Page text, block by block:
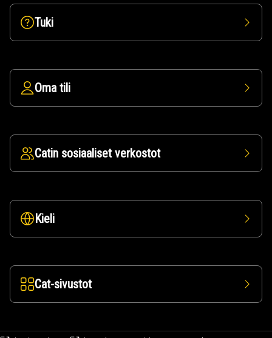
Tuki
Oma tili
Catin sosiaaliset verkostot
Kieli
Cat-sivustot